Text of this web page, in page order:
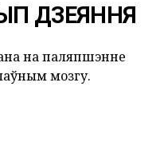
ДЗЕЯННЯ
на паляпшэнне
мозгу.